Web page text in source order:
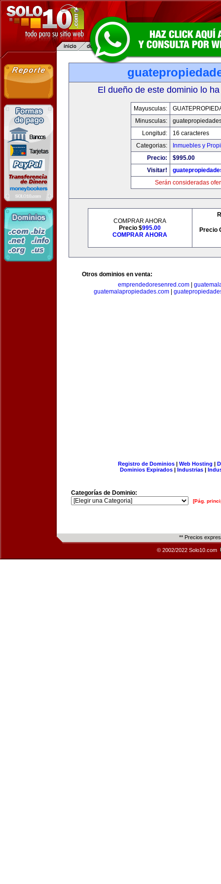
El dueño de este dominio lo
Mayusculas:
Minusculas:
Longitud:
16 caracteres
Categorias:
Inmuebles y
Precio:
$995.00
Visitar!
Serán consideradas
COMPRAR AHORA
Precio $995.00
COMPRAR AHORA
Precio
Otros dominios en venta:
emprendedoresenred.com|
guatemalapropiedades.com|
Registro de Dominios| Web Hosting |
Dominios Expirados | Industrias |
Categorías de Dominio:
[Pág.
** Precios
© 2002/2022 Solo10.com